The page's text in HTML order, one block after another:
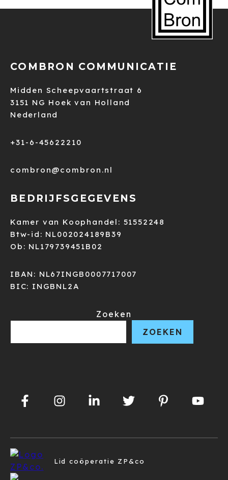
COMBRON COMMUNICATIE
Midden Scheepvaartstraat 6
3151 NG Hoek van Holland
Nederland
+31-6-45622210
combron@combron.nl
BEDRIJFSGEGEVENS
Kamer van Koophandel: 51552248
Btw-id: NL002024189B39
Ob: NL179739451B02
IBAN: NL67INGB0007717007
BIC: INGBNL2A
Zoeken
ZOEKEN
Lid coöperatie ZP&co